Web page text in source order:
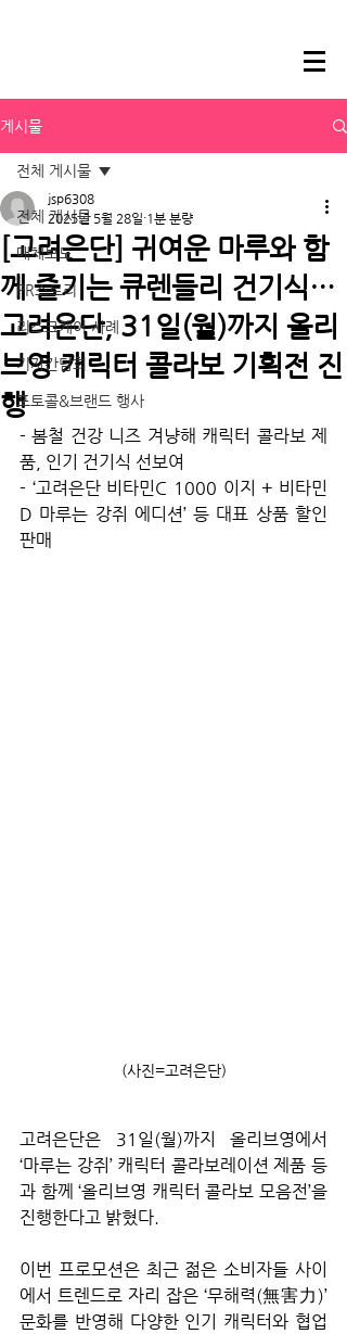
게시물
전체 게시물
매체보도
PR스토리
리스크케어 사례
기자간담회
포토콜&브랜드 행사
전체 게시물
[고려은단] 귀여운 마루와 함
께 즐기는 큐렌들리 건기식…
고려은단, 31일(월)까지 올리
브영 캐릭터 콜라보 기획전 진
행
jsp6308
2025년 5월 28일 1분 분량
- 봄철 건강 니즈 겨냥해 캐릭터 콜라보 제
품, 인기 건기식 선보여
- ‘고려은단 비타민C 1000 이지 + 비타민
D 마루는 강쥐 에디션’ 등 대표 상품 할인
판매
(사진=고려은단)
고려은단은 31일(월)까지 올리브영에서
‘마루는 강쥐’ 캐릭터 콜라보레이션 제품 등
과 함께 ‘올리브영 캐릭터 콜라보 모음전’을
진행한다고 밝혔다.
이번 프로모션은 최근 젊은 소비자들 사이
에서 트렌드로 자리 잡은 ‘무해력(無害力)’
문화를 반영해 다양한 인기 캐릭터와 협업